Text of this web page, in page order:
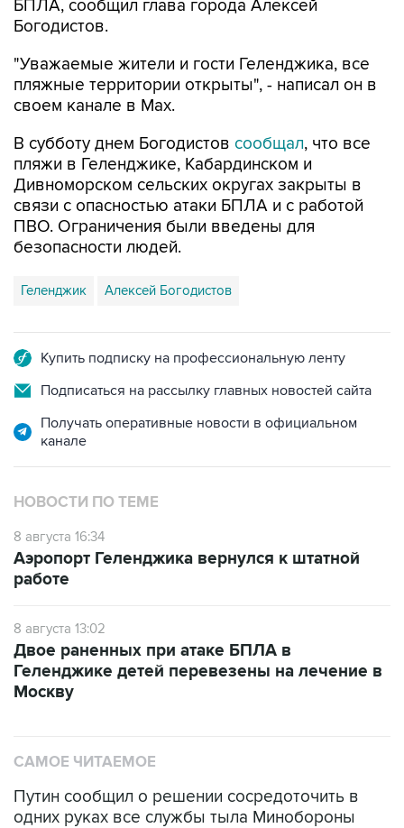
"Уважаемые жители и гости Геленджика, все
своем канале в Max.
В субботу днем Богодистов
Дивноморском сельских округах закрыты в
связи с опасностью атаки БПЛА и с работой
ПВО. Ограничения были введены для
безопасности людей.
Геленджик Алексей Богодистов
Подписаться на рассылку главных новостей сайта
Получать оперативные новости в официальном
НОВОСТИ ПО ТЕМЕ
8 августа 16:34
работе
8 августа 13:02
Геленджике детей перевезены на лечение в
Москву
Путин сообщил о решении сосредоточить в